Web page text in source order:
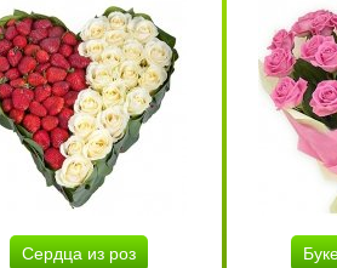
Сердца из роз